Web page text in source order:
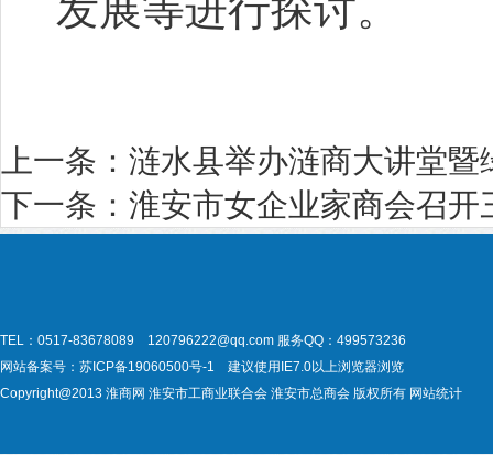
上一条： 涟水县举办涟商大讲堂
下一条： 淮安市女企业家商会召开
TEL：0517-83678089 120796222@qq.com 服务QQ：499573236
网站备案号： 苏ICP备19060500号-1
建议使用IE7.0以上浏览器浏览
Copyright@2013 淮商网 淮安市工商业联合会 淮安市总商会 版权所有 网站统计